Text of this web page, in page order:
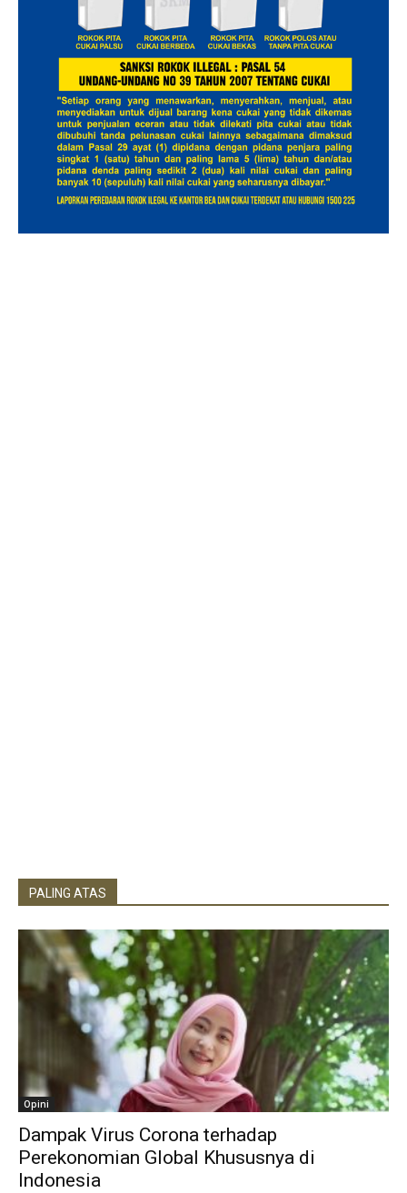
PALING ATAS
Opini
Dampak Virus Corona terhadap
Perekonomian Global Khususnya di
Indonesia